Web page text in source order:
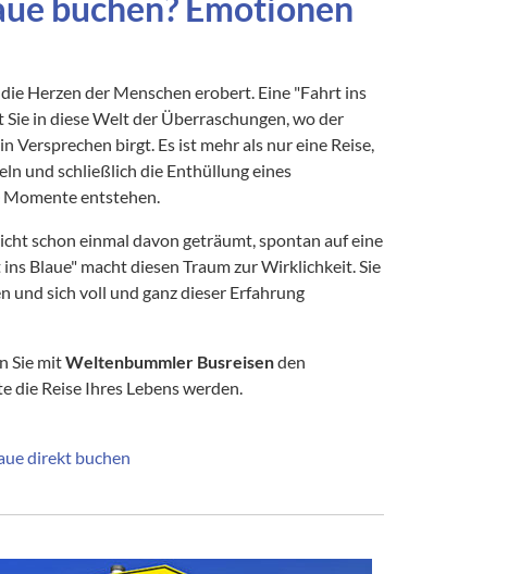
Herzen der Menschen erobert. Eine "Fahrt ins
in diese Welt der Überraschungen, wo der
Versprechen birgt. Es ist mehr als nur eine Reise,
und schließlich die Enthüllung eines
entstehen.
schon einmal davon geträumt, spontan auf eine
Blaue" macht diesen Traum zur Wirklichkeit. Sie
sich voll und ganz dieser Erfahrung
Sie mitWeltenbummler Busreisenden
die Reise Ihres Lebens werden.
direkt buchen